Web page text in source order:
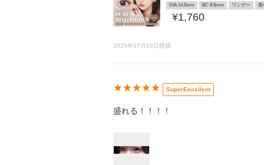
DIA 14.5mm BC 8.6mm ワンデー 着
¥1,760
2026年07月28日投稿
★★★★★ SuperExcellent
盛れる！！！！